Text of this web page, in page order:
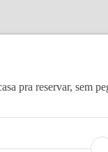
pra reservar, sem